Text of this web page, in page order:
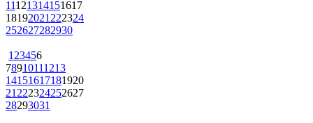
11121314151617
18192021 222324
252627282930
1 23456
78910111213
14151617181920
21 222324252627
28293031